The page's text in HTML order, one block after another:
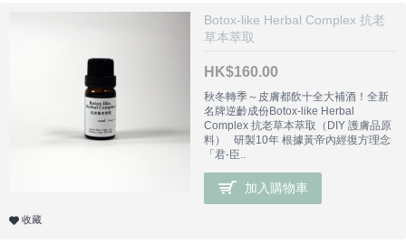
Botox-like Herbal Complex 抗老
草本萃取
HK$160.00
秋冬轉季～皮膚都飲十全大補酒！全新
名牌逆齡成份Botox-like Herbal
Complex 抗老草本萃取（DIY 護膚品原
料） 研製10年 根據黃帝內經復方理念
「君-臣..
加入購物車
收藏